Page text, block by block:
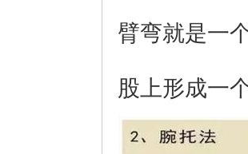
臂弯就是一
股上形成一